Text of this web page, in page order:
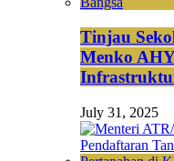
Tinjau
Menko
July 31, 2025